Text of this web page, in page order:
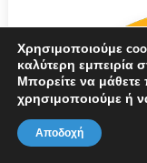
Χρησιμοποιούμε
καλύτερη εμπειρία
Μπορείτε να
χρησιμοποιούμε ή
Αποδοχή